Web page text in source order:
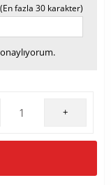
(En fazla 30 karakter)
+